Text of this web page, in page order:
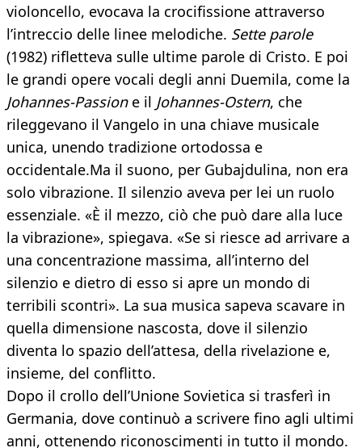
violoncello, evocava la crocifissione attraverso
l’intreccio delle linee melodiche. Sette parole
(1982) rifletteva sulle ultime parole di Cristo. E poi
le grandi opere vocali degli anni Duemila, come la
Johannes-Passion e il Johannes-Ostern, che
rileggevano il Vangelo in una chiave musicale
unica, unendo tradizione ortodossa e
occidentale.Ma il suono, per Gubajdulina, non era
solo vibrazione. Il silenzio aveva per lei un ruolo
essenziale. «È il mezzo, ciò che può dare alla luce
la vibrazione», spiegava. «Se si riesce ad arrivare a
una concentrazione massima, all’interno del
silenzio e dietro di esso si apre un mondo di
terribili scontri». La sua musica sapeva scavare in
quella dimensione nascosta, dove il silenzio
diventa lo spazio dell’attesa, della rivelazione e,
insieme, del conflitto.
Dopo il crollo dell’Unione Sovietica si trasferì in
Germania, dove continuò a scrivere fino agli ultimi
anni, ottenendo riconoscimenti in tutto il mondo.